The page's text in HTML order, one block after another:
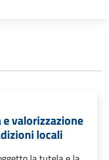
valorizzazione
locali